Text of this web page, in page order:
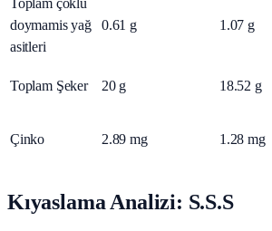
Toplam çoklu
doymamis yağ
asitleri
0.61 g 1.07 g
Toplam Şeker 20 g 18.52 g
Çinko 2.89 mg 1.28 mg
Kıyaslama Analizi: S.S.S